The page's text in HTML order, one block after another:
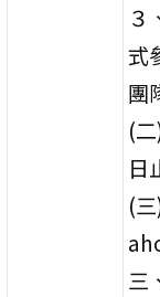
３
式
團
(
日
(
三